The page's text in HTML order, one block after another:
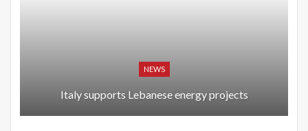
NEWS
Italy supports Lebanese energy projects